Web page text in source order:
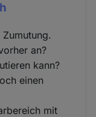
an?
kann?
einen
mit